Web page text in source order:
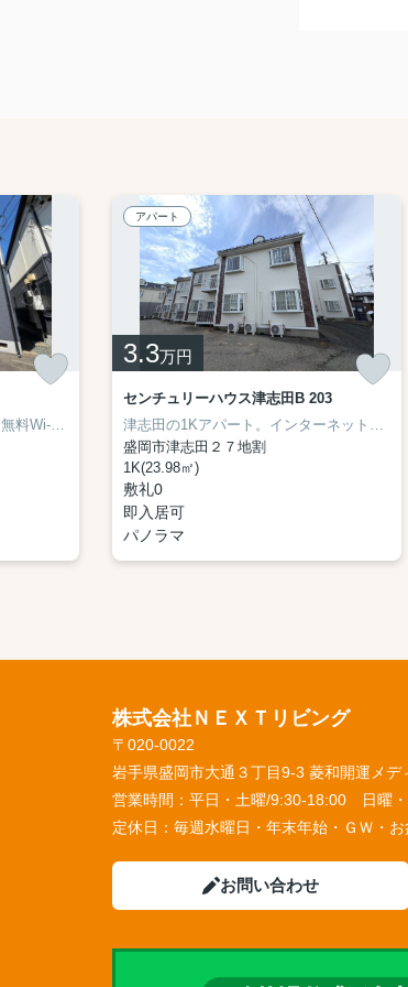
館向町の単身者向けアパート☆無料Wi-Fi有☆
アパート
3.3万円
センチュリーハウス津志田B 203
津志田の1Kアパート。インターネット無料、駐車場1台付き♪
盛岡市津志田２７地割
1K(23.98㎡)
敷礼0
即入居可
パノラマ
株式会社ＮＥＸＴリビング
〒020-0022
岩手県盛岡市大通３丁目9-3 菱和開運メデ
営業時間： 平日・土曜/9:30-18:00 日曜
定休日： 毎週水曜日・年末年始・ＧＷ・お
お問い合わせ